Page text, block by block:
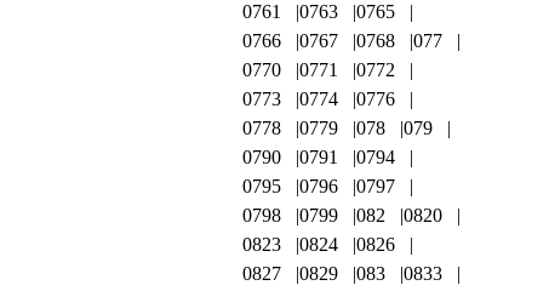
0761
0763
0765
0766
0767 0768
077
0770
0771
0772
0773
0774
0776
0778
0779 078
079
0790
0791
0794
0795
0796
0797
0798
0799 082
0820
0823
0824
0826
0827
0829 083
0833